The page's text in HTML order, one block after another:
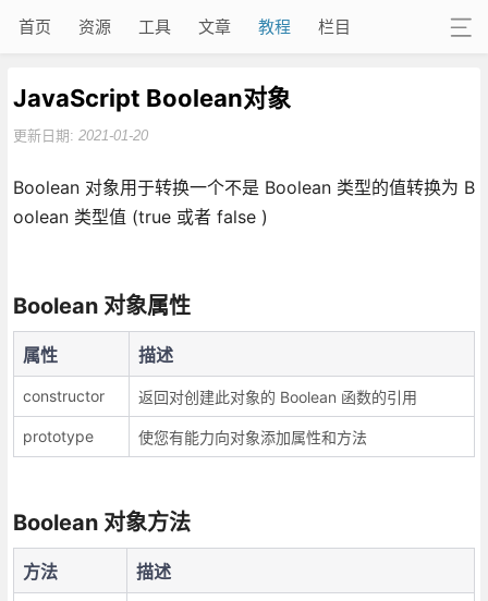
首页 资源 工具 文章 教程 栏目
JavaScript Boolean对象
更新日期: 2021-01-20
Boolean 对象用于转换一个不是 Boolean 类型的值转换为 B
oolean 类型值 (true 或者 false )
Boolean 对象属性
属性 描述
constructor 返回对创建此对象的 Boolean 函数的引用
prototype 使您有能力向对象添加属性和方法
Boolean 对象方法
方法 描述